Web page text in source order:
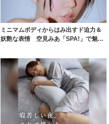
ミニマムボディからはみ出すド迫力＆
妖艶な表情 空見みあ「SPA!」で魅力